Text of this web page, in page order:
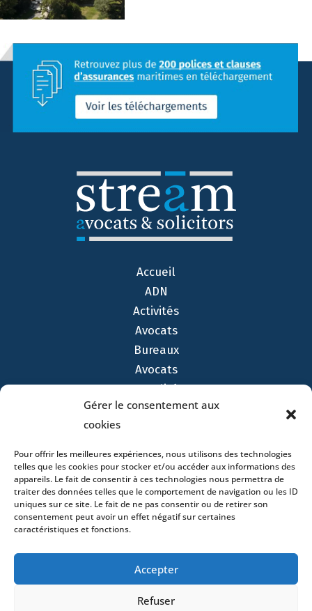
Gérer le consentement aux
cookies
Pour offrir les meilleures expériences, nous utilisons des technologies
telles que les cookies pour stocker et/ou accéder aux informations des
appareils. Le fait de consentir à ces technologies nous permettra de
traiter des données telles que le comportement de navigation ou les ID
uniques sur ce site. Le fait de ne pas consentir ou de retirer son
consentement peut avoir un effet négatif sur certaines
caractéristiques et fonctions.
Accepter
Refuser
Accueil
ADN
Activités
Avocats
Bureaux
Avocats
Actualités
Contact
- 4 square Édouard VII – 75009 Paris – France –
+33 (0)1 53 76 91 00
- 15 quai Lamandé –
76600 Le Havre – France –+33 (0)2 35 22 18 88
3 boulevard de Louvain – 13008 Marseille – France –
+33 (0)4 86 68 49 14
- 148 rue Sainte-
Catherine – 33000 Bordeaux – France -
+33 (0)5 40 25 69 11
- Rue de Chantepoulet 10 -
1201 Genève – Suisse - +33 (0)1 53 76 91 00